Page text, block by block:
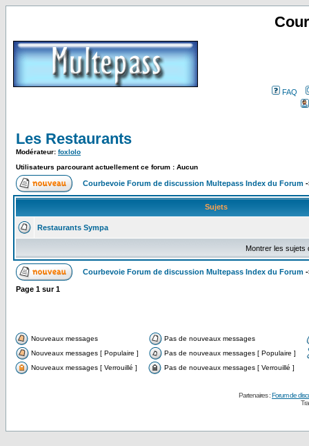
FAQ
Les Restaurants
Modérateur: foxlolo
Utilisateurs parcourant actuellement ce forum : Aucun
Courbevoie Forum de discussion Multepass Index du Forum
Sujets
Restaurants Sympa
Montrer les sujets
Courbevoie Forum de discussion Multepass Index du Forum
Page 1 sur1
Nouveaux messages
Pas de nouveaux messages
Nouveaux messages [ Populaire ]
Pas de nouveaux messages [ Populaire ]
Nouveaux messages [ Verrouillé ]
Pas de nouveaux messages [ Verrouillé ]
Partenaires :Forum de